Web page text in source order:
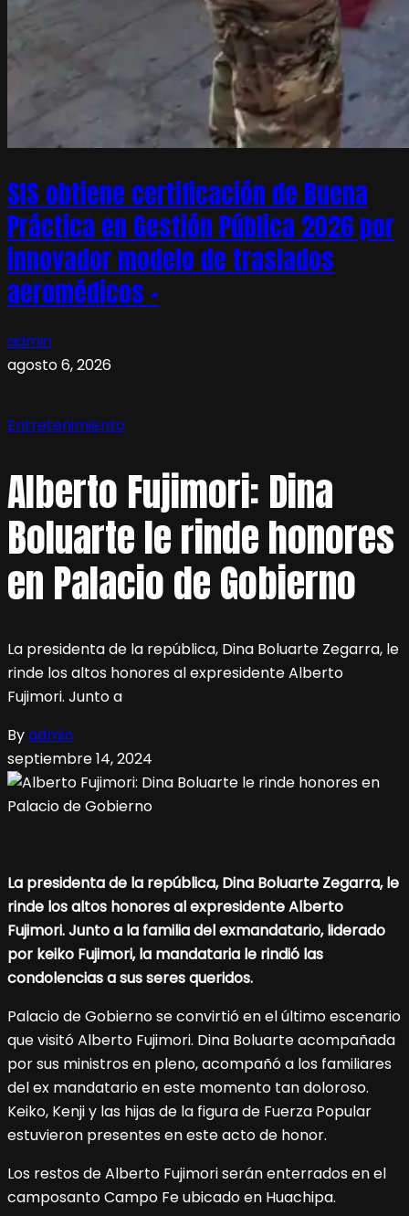
SIS obtiene certificación de Buena
Práctica en Gestión Pública 2026 por
innovador modelo de traslados
aeromédicos –
admin
agosto 6, 2026
Entretenimiento
Alberto Fujimori: Dina
Boluarte le rinde honores
en Palacio de Gobierno
La presidenta de la república, Dina Boluarte Zegarra, le
rinde los altos honores al expresidente Alberto
Fujimori. Junto a
Byadmin
septiembre 14, 2024
La presidenta de la república, Dina Boluarte Zegarra, le
rinde los altos honores al expresidente Alberto
Fujimori. Junto a la familia del exmandatario, liderado
por keiko Fujimori, la mandataria le rindió las
condolencias a sus seres queridos.
Palacio de Gobierno se convirtió en el último escenario
que visitó Alberto Fujimori. Dina Boluarte acompañada
por sus ministros en pleno, acompañó a los familiares
del ex mandatario en este momento tan doloroso.
Keiko, Kenji y las hijas de la figura de Fuerza Popular
estuvieron presentes en este acto de honor.
Los restos de Alberto Fujimori serán enterrados en el
camposanto Campo Fe ubicado en Huachipa.